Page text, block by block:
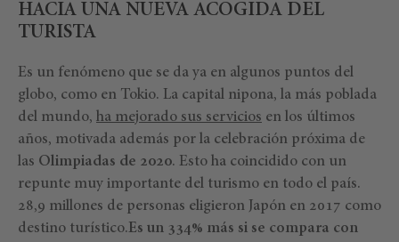
HACIA UNA NUEVA ACOGIDA DEL
TURISTA
Es un fenómeno que se da ya en algunos puntos del
globo, como en Tokio. La capital nipona, la más poblada
del mundo, ha mejorado sus servicios en los últimos
años, motivada además por la celebración próxima de
las Olimpiadas de 2020. Esto ha coincidido con un
repunte muy importante del turismo en todo el país.
28,9 millones de personas eligieron Japón en 2017 como
destino turístico.Es un 334% más si se compara con